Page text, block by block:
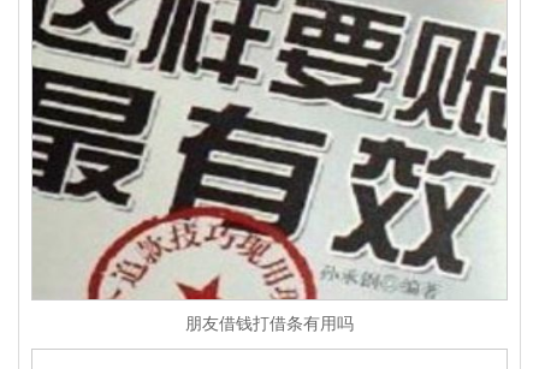
朋友借钱打借条有用吗